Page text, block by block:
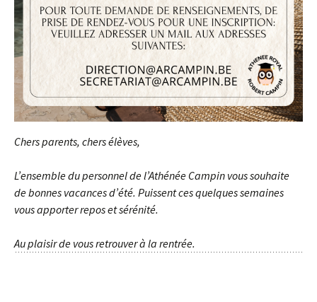
Chers parents, chers élèves,
L’ensemble du personnel de l’Athénée Campin vous souhaite
de bonnes vacances d’été. Puissent ces quelques semaines
vous apporter repos et sérénité.
Au plaisir de vous retrouver à la rentrée.